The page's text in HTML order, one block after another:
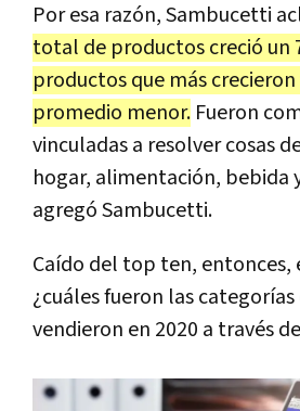
Por esa razón, Sambucetti
total de productos creció un
productos que más
promedio menor. Fueron
vinculadas a resolver cosas
hogar, alimentación, bebida
agregó Sambucetti.
Caído del top ten, entonces,
¿cuáles fueron las categorías
vendieron en 2020 a través